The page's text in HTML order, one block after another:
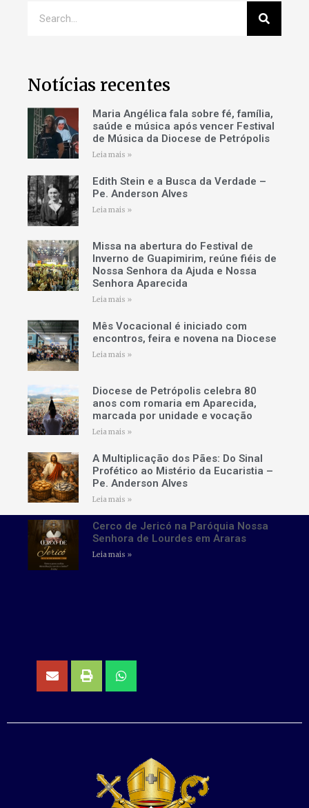
Notícias recentes
Maria Angélica fala sobre fé, família,
saúde e música após vencer Festival
de Música da Diocese de Petrópolis
Leia mais »
Edith Stein e a Busca da Verdade –
Pe. Anderson Alves
Leia mais »
Missa na abertura do Festival de
Inverno de Guapimirim, reúne fiéis de
Nossa Senhora da Ajuda e Nossa
Senhora Aparecida
Leia mais »
Mês Vocacional é iniciado com
encontros, feira e novena na Diocese
Leia mais »
Diocese de Petrópolis celebra 80
anos com romaria em Aparecida,
marcada por unidade e vocação
Leia mais »
A Multiplicação dos Pães: Do Sinal
Profético ao Mistério da Eucaristia –
Pe. Anderson Alves
Leia mais »
Cerco de Jericó na Paróquia Nossa
Senhora de Lourdes em Araras
Leia mais »